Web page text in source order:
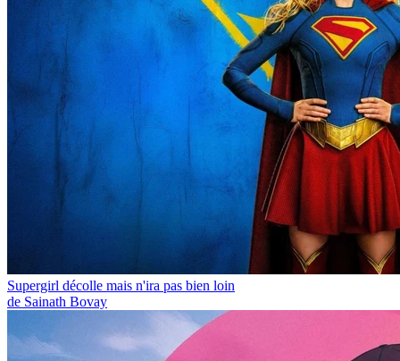
Supergirl décolle mais n'ira pas bien loin
de Sainath Bovay